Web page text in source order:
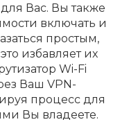
Вас. Вы также
включать и
простым,
избавляет их
Wi-Fi
Ваш VPN-
процесс для
Вы владеете.